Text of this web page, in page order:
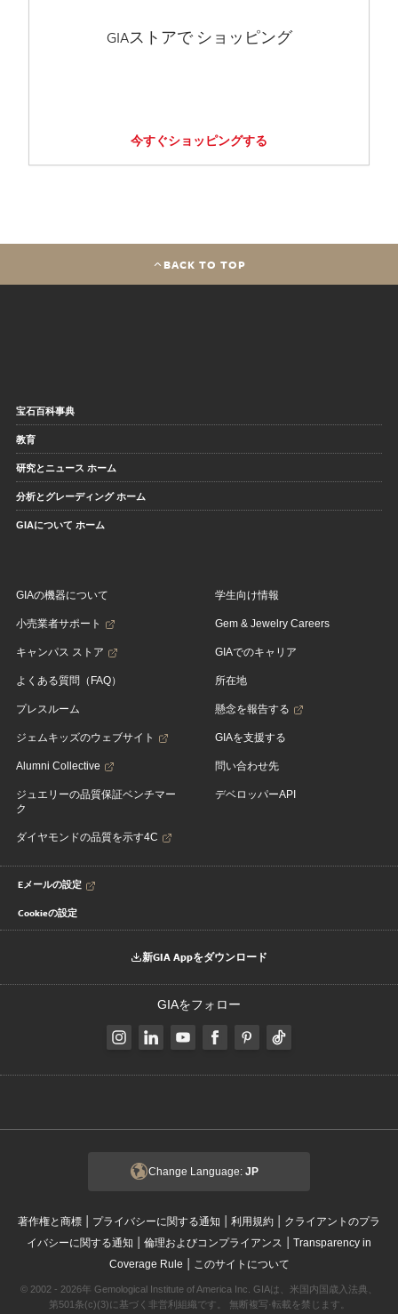
GIAストアで ショッピング
今すぐショッピングする
BACK TO TOP
宝石百科事典
教育
研究とニュース ホーム
分析とグレーディング ホーム
GIAについて ホーム
GIAの機器について
小売業者サポート
キャンパス ストア
よくある質問（FAQ）
プレスルーム
ジェムキッズのウェブサイト
Alumni Collective
ジュエリーの品質保証ベンチマー
ク
ダイヤモンドの品質を示す4C
学生向け情報
Gem & Jewelry Careers
GIAでのキャリア
所在地
懸念を報告する
GIAを支援する
問い合わせ先
デベロッパーAPI
Eメールの設定
Cookieの設定
新GIA Appをダウンロード
GIAをフォロー
Change Language: JP
著作権と商標 | プライバシーに関する通知 | 利用規約 | クライアントのプラ
イバシーに関する通知 | 倫理およびコンプライアンス | Transparency in
Coverage Rule | このサイトについて
© 2002 - 2026年 Gemological Institute of America Inc. GIAは、米国内国歳入法典、
第501条(c)(3)に基づく非営利組織です。 無断複写·転載を禁じます。